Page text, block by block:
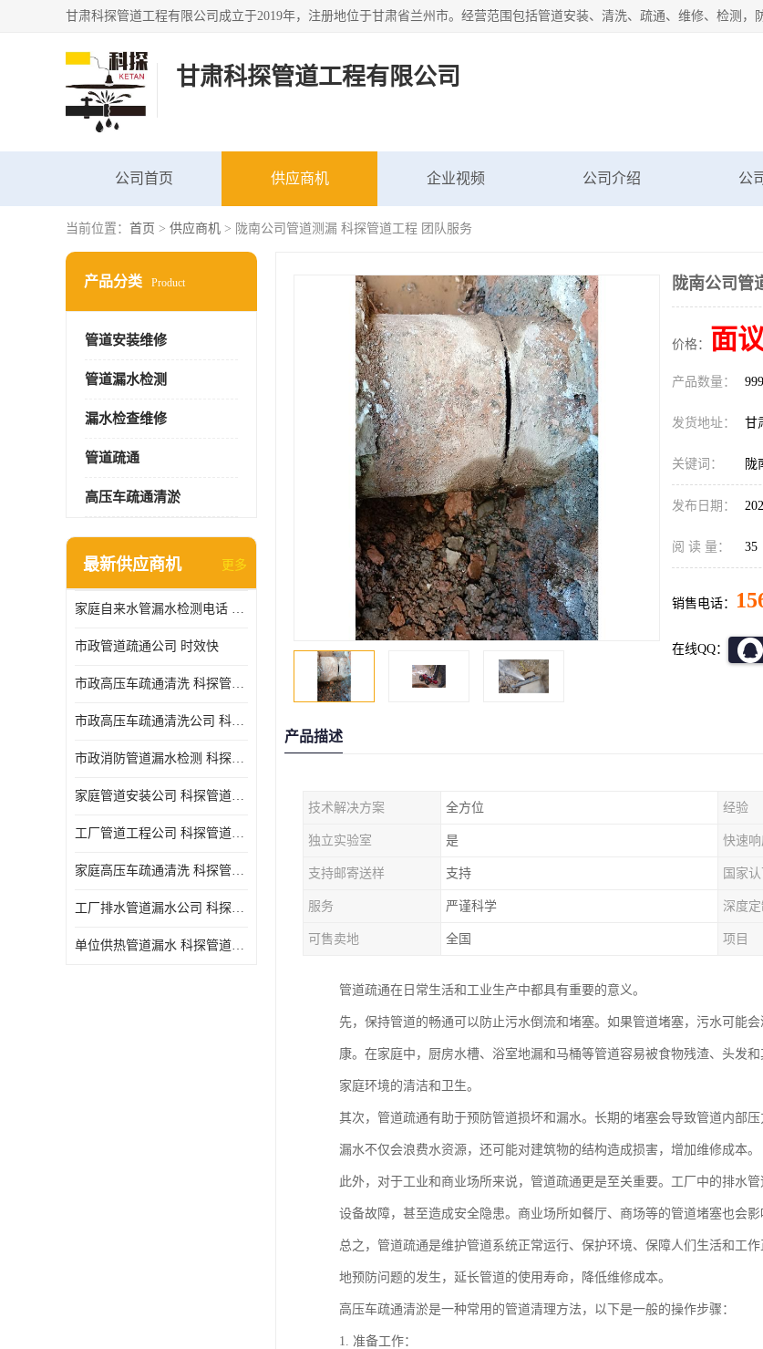
甘肃科探管道工程有限公司
公司首页 供应商机 企业视频 公司介绍 公
当前位置： 首页 > 供应商机 > 陇南公司管道测漏 科探管道工程 团队服务
产品分类 Product
管道安装维修
管道漏水检测
漏水检查维修
管道疏通
高压车疏通清淤
最新供应商机 更多
家庭自来水管漏水检测电话 服务周到
市政管道疏通公司 时效快
市政高压车疏通清洗 科探管道工程 设备齐
市政高压车疏通清洗公司 科探管道工程 经验丰富
市政消防管道漏水检测 科探管道工程 快速上门
家庭管道安装公司 科探管道工程 团队服务
工厂管道工程公司 科探管道工程 时效快
家庭高压车疏通清洗 科探管道工程 服务周到
工厂排水管道漏水公司 科探管道工程 快速上门
单位供热管道漏水 科探管道工程 设备齐
陇南公司管
价格： 面议
产品数量：
发货地址： 甘
关键词： 陇
发布日期：
阅 读 量： 35
销售电话：
在线QQ：
产品描述
技术解决方案 全方位 经验
独立实验室 是 快速响
支持邮寄送样 支持 国家认
服务 严谨科学 深度定
可售卖地 全国 项目
管道疏通在日常生活和工业生产中都具有重要的意义。
先，保持管道的畅通可以防止污水倒流和堵塞。如果管道堵塞，污水可能
康。在家庭中，厨房水槽、浴室地漏和马桶等管道容易被食物残渣、头发
家庭环境的清洁和卫生。
其次，管道疏通有助于预防管道损坏和漏水。长期的堵塞会导致管道内部
漏水不仅会浪费水资源，还可能对建筑物的结构造成损害，增加维修成本。
此外，对于工业和商业场所来说，管道疏通更是至关重要。工厂中的排水
设备故障，甚至造成安全隐患。商业场所如餐厅、商场等的管道堵塞也会影
总之，管道疏通是维护管道系统正常运行、保护环境、保障人们生活和工
地预防问题的发生，延长管道的使用寿命，降低维修成本。
高压车疏通清淤是一种常用的管道清理方法，以下是一般的操作步骤：
1. 准备工作：